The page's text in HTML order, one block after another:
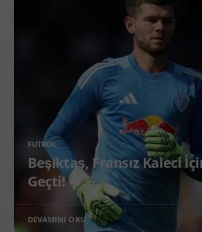
FUTBOL
Beşiktaş, Fransız Kaleci
Geçti!
DEVAMINI OKU